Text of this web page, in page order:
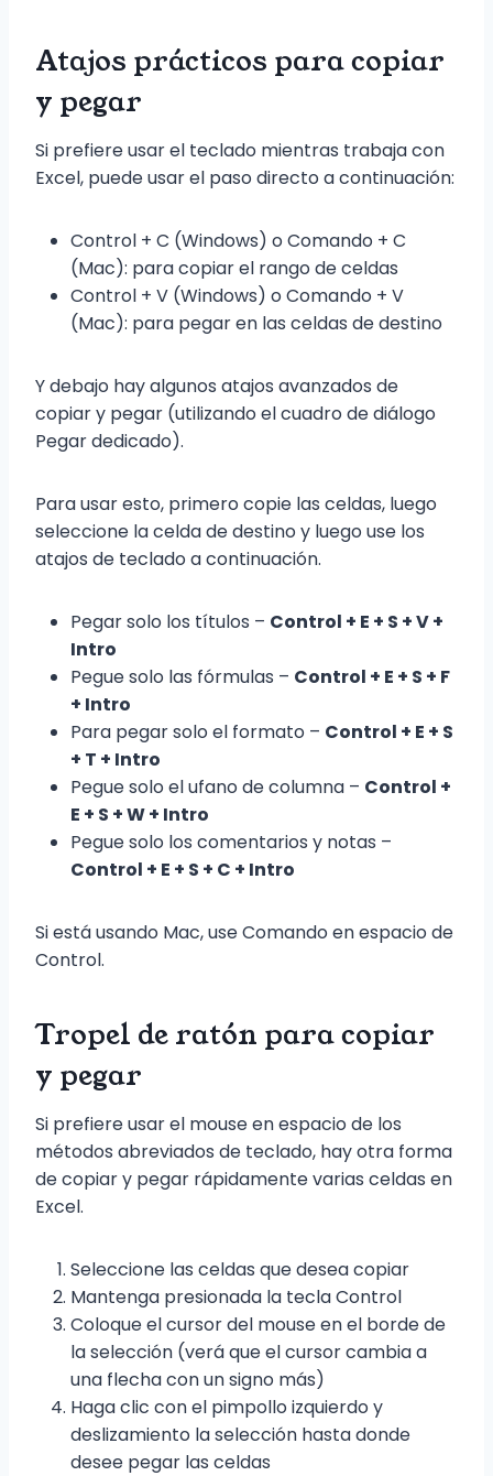
Atajos prácticos para copiar
y pegar
Si prefiere usar el teclado mientras trabaja con
Excel, puede usar el paso directo a continuación:
Control + C (Windows) o Comando + C
(Mac): para copiar el rango de celdas
Control + V (Windows) o Comando + V
(Mac): para pegar en las celdas de destino
Y debajo hay algunos atajos avanzados de
copiar y pegar (utilizando el cuadro de diálogo
Pegar dedicado).
Para usar esto, primero copie las celdas, luego
seleccione la celda de destino y luego use los
atajos de teclado a continuación.
Pegar solo los títulos – Control + E + S + V +
Intro
Pegue solo las fórmulas – Control + E + S + F
+ Intro
Para pegar solo el formato – Control + E + S
+ T + Intro
Pegue solo el ufano de columna – Control +
E + S + W + Intro
Pegue solo los comentarios y notas –
Control + E + S + C + Intro
Si está usando Mac, use Comando en espacio de
Control.
Tropel de ratón para copiar
y pegar
Si prefiere usar el mouse en espacio de los
métodos abreviados de teclado, hay otra forma
de copiar y pegar rápidamente varias celdas en
Excel.
Seleccione las celdas que desea copiar
Mantenga presionada la tecla Control
Coloque el cursor del mouse en el borde de
la selección (verá que el cursor cambia a
una flecha con un signo más)
Haga clic con el pimpollo izquierdo y
deslizamiento la selección hasta donde
desee pegar las celdas